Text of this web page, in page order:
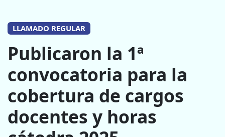
LLAMADO REGULAR
Publicaron la 1ª
convocatoria para la
cobertura de cargos
docentes y horas